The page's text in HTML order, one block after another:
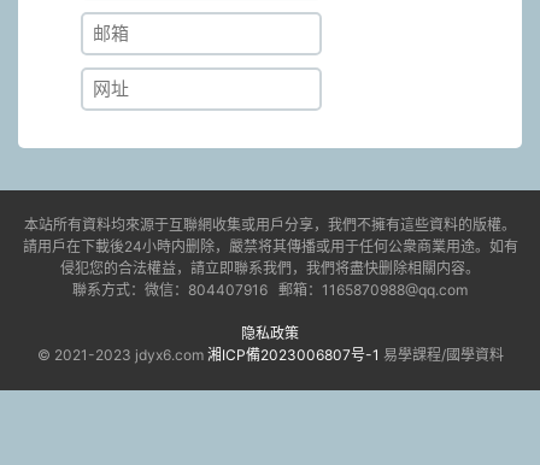
本站所有資料均來源于互聯網收集或用戶分享，我們不擁有這些資料的版權。
請用戶在下載後24小時内删除，嚴禁将其傳播或用于任何公衆商業用途。如有
侵犯您的合法權益，請立即聯系我們，我們将盡快删除相關内容。
聯系方式：微信：804407916 郵箱：1165870988@qq.com
隐私政策
© 2021-2023 jdyx6.com 湘ICP備2023006807号-1 易學課程/國學資料